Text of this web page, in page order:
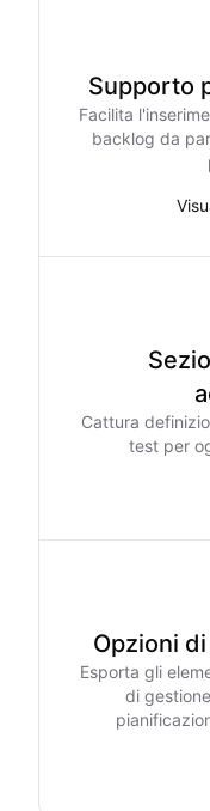
Supporto
Facilita
backlog da
Cattura
test per
Opzioni
Esporta gli
di